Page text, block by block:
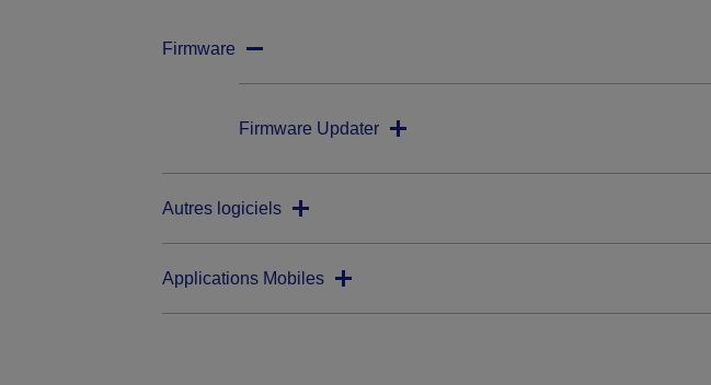
Firmware
Firmware Updater
Autres logiciels
Applications Mobiles